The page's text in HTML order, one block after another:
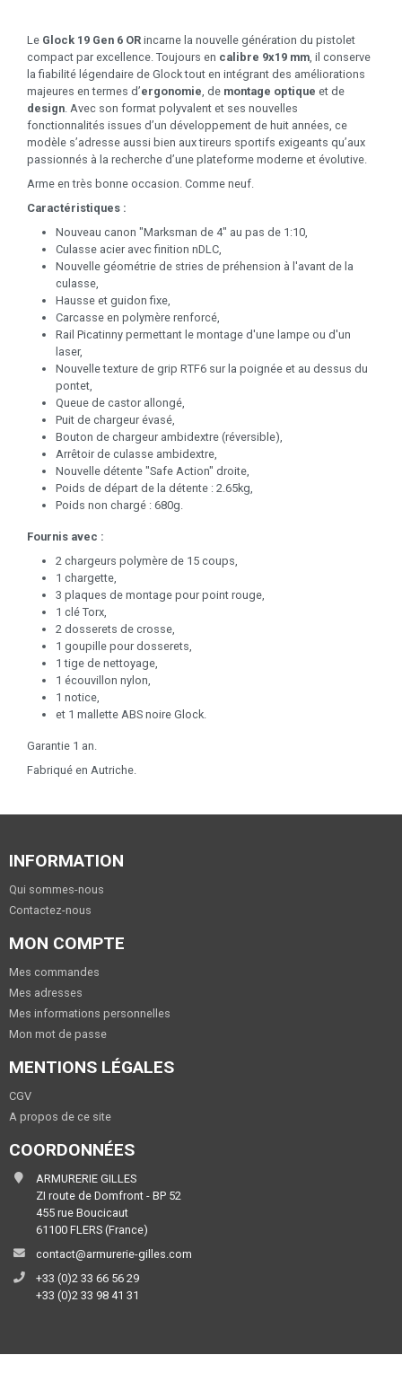
Le Glock 19 Gen 6 OR incarne la nouvelle génération du pistolet
compact par excellence. Toujours en calibre 9x19 mm, il conserve
la fiabilité légendaire de Glock tout en intégrant des améliorations
majeures en termes d’ergonomie, de montage optique et de
design. Avec son format polyvalent et ses nouvelles
fonctionnalités issues d’un développement de huit années, ce
modèle s’adresse aussi bien aux tireurs sportifs exigeants qu’aux
passionnés à la recherche d’une plateforme moderne et évolutive.
Arme en très bonne occasion. Comme neuf.
Caractéristiques :
Nouveau canon "Marksman de 4" au pas de 1:10,
Culasse acier avec finition nDLC,
Nouvelle géométrie de stries de préhension à l'avant de la
culasse,
Hausse et guidon fixe,
Carcasse en polymère renforcé,
Rail Picatinny permettant le montage d'une lampe ou d'un
laser,
Nouvelle texture de grip RTF6 sur la poignée et au dessus du
pontet,
Queue de castor allongé,
Puit de chargeur évasé,
Bouton de chargeur ambidextre (réversible),
Arrêtoir de culasse ambidextre,
Nouvelle détente "Safe Action" droite,
Poids de départ de la détente : 2.65kg,
Poids non chargé : 680g.
Fournis avec :
2 chargeurs polymère de 15 coups,
1 chargette,
3 plaques de montage pour point rouge,
1 clé Torx,
2 dosserets de crosse,
1 goupille pour dosserets,
1 tige de nettoyage,
1 écouvillon nylon,
1 notice,
et 1 mallette ABS noire Glock.
Garantie 1 an.
Fabriqué en Autriche.
INFORMATION
Qui sommes-nous
Contactez-nous
MON COMPTE
Mes commandes
Mes adresses
Mes informations personnelles
Mon mot de passe
MENTIONS LÉGALES
CGV
A propos de ce site
COORDONNÉES
ARMURERIE GILLES
ZI route de Domfront - BP 52
455 rue Boucicaut
61100 FLERS (France)
contact@armurerie-gilles.com
+33 (0)2 33 66 56 29
+33 (0)2 33 98 41 31